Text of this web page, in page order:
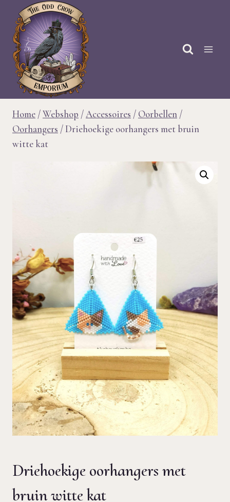
Doorgaan
naar
inhoud
Home /Webshop /Accessoires / Oorbellen /
Oorhangers /Driehoekige oorhangers met bruin
witte kat
Driehoekige oorhangers met
bruin witte kat